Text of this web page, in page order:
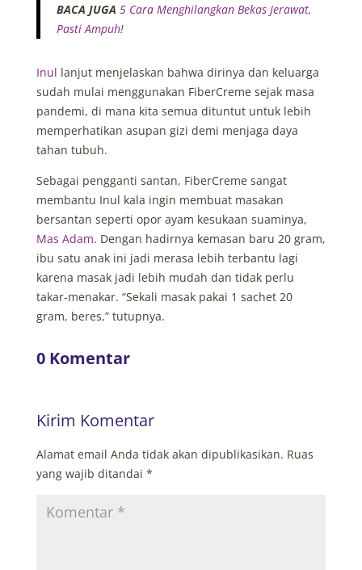
BACA JUGA 5 Cara Menghilangkan Bekas Jerawat,
Pasti Ampuh!
Inul lanjut menjelaskan bahwa dirinya dan keluarga
sudah mulai menggunakan FiberCreme sejak masa
pandemi, di mana kita semua dituntut untuk lebih
memperhatikan asupan gizi demi menjaga daya
tahan tubuh.
Sebagai pengganti santan, FiberCreme sangat
membantu Inul kala ingin membuat masakan
bersantan seperti opor ayam kesukaan suaminya,
Mas Adam. Dengan hadirnya kemasan baru 20 gram,
ibu satu anak ini jadi merasa lebih terbantu lagi
karena masak jadi lebih mudah dan tidak perlu
takar-menakar. “Sekali masak pakai 1 sachet 20
gram, beres,” tutupnya.
0 Komentar
Kirim Komentar
Alamat email Anda tidak akan dipublikasikan. Ruas
yang wajib ditandai *